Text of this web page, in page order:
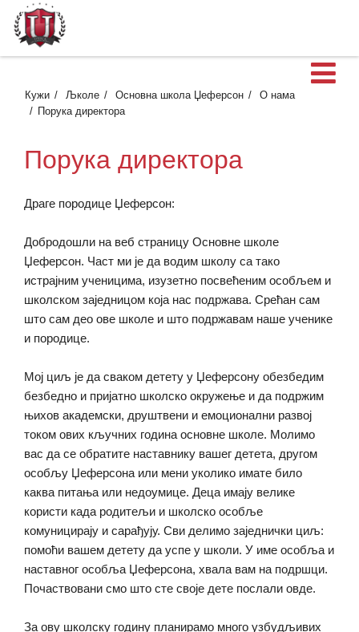
Кужи Љколе Основна школа Џеферсон
О нама
Порука директора
Порука директора
Драге породице Џеферсон:
Добродошли на веб страницу Основне школе
Џеферсон. Част ми је да водим школу са тако
истрајним ученицима, изузетно посвећеним особљем и
школском заједницом која нас подржава. Срећан сам
што сам део ове школе и што подржавам наше ученике
и породице.
Мој циљ је да сваком детету у Џеферсону обезбедим
безбедно и пријатно школско окружење и да подржим
њихов академски, друштвени и емоционални развој
током ових кључних година основне школе. Молимо
вас да се обратите наставнику вашег детета, другом
особљу Џеферсона или мени уколико имате било
каква питања или недоумице. Деца имају велике
користи када родитељи и школско особље
комуницирају и сарађују. Сви делимо заједнички циљ:
помоћи вашем детету да успе у школи. У име особља и
наставног особља Џеферсона, хвала вам на подршци.
Почаствовани смо што сте своје дете послали овде.
За ову школску годину планирамо много узбудљивих